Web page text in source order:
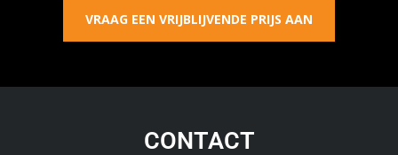
VRAAG EEN VRIJBLIJVENDE PRIJS AAN
CONTACT